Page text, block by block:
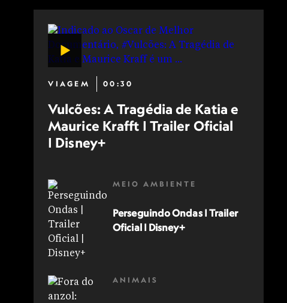
VIAGEM 00:30
Vulcões: A Tragédia de Katia e
Maurice Krafft | Trailer Oficial
| Disney+
MEIO AMBIENTE
Perseguindo Ondas | Trailer
Oficial | Disney+
ANIMAIS